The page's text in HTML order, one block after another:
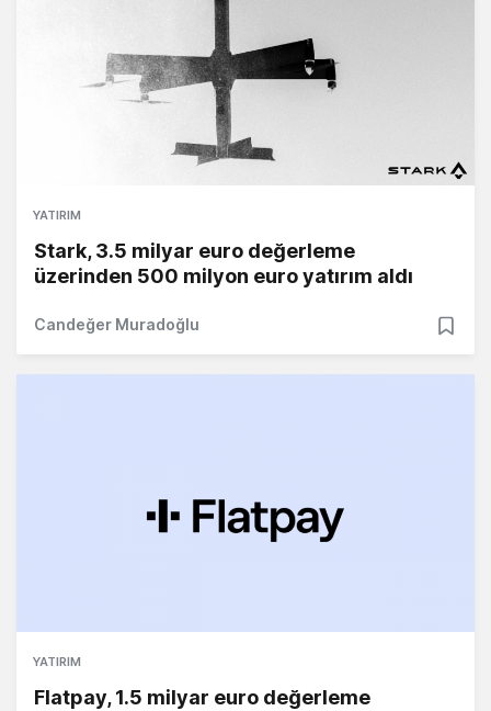
YATIRIM
Stark, 3.5 milyar euro değerleme
üzerinden 500 milyon euro yatırım aldı
Candeğer Muradoğlu
YATIRIM
Flatpay, 1.5 milyar euro değerleme